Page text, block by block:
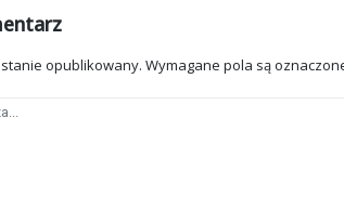
opublikowany. Wymagane pola są